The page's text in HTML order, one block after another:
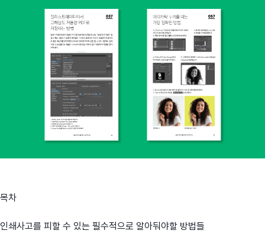
목차
인쇄사고를 피할 수 있는 필수적으로 알아둬야할 방법들